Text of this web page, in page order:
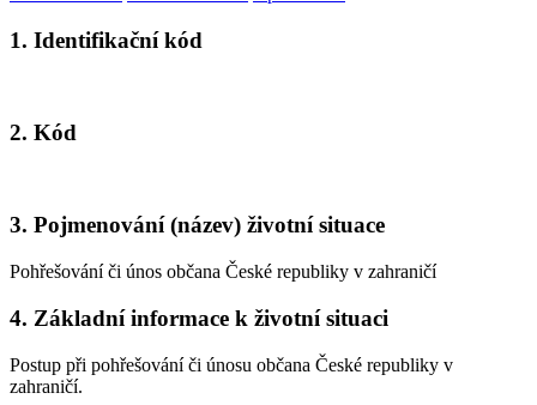
1. Identifikační kód
2. Kód
3. Pojmenování (název) životní situace
Pohřešování či únos občana České republiky v zahraničí
4. Základní informace k životní situaci
Postup při pohřešování či únosu občana České republiky v
zahraničí.